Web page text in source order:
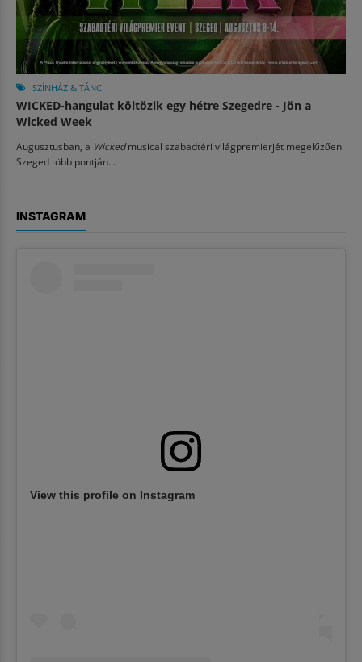
SZÍNHÁZ & TÁNC
WICKED-hangulat költözik egy hétre Szegedre - Jön a
Wicked Week
Augusztusban, a Wickedmusical szabadtéri világpremierjét megelőzően
Szeged több pontján...
INSTAGRAM
View this profile on Instagram